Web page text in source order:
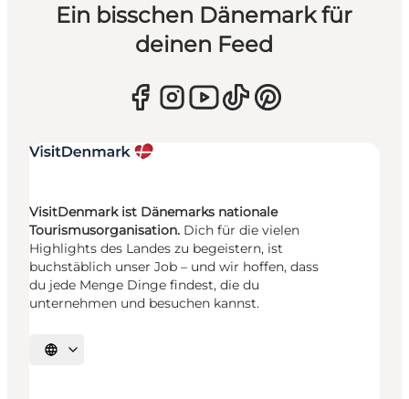
Ein bisschen Dänemark für
deinen Feed
VisitDenmark ist Dänemarks nationale
Tourismusorganisation. Dich für die vielen
Highlights des Landes zu begeistern, ist
buchstäblich unser Job – und wir hoffen, dass
du jede Menge Dinge findest, die du
unternehmen und besuchen kannst.
Sprache auswählen